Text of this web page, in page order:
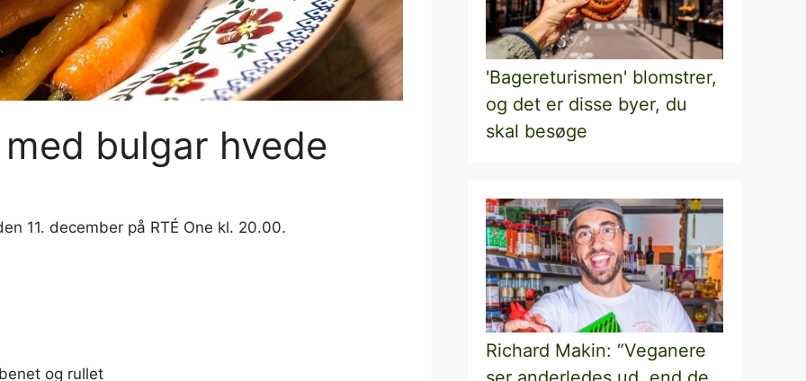
bulgar hvede
11. december på RTÉ One kl. 20.00.
og rullet
'Bagereturismen' blomstrer,
og det er disse byer, du
skal besøge
Richard Makin: “Veganere